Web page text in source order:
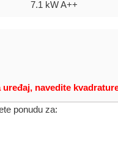
7.1 kWA++
navedite